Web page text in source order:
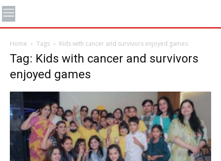
Home Tags Kids with cancer and survivors enjoyed games
Tag: Kids with cancer and survivors
enjoyed games